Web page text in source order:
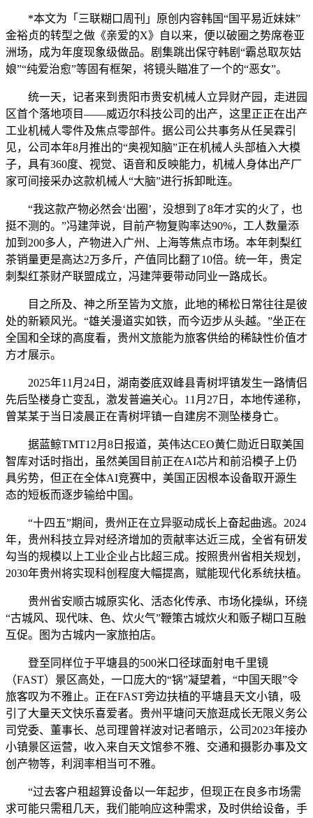
*本文为「三联糊口周刊」原创内容韩国“国平易近妹妹”
金裕贞的转型之做《亲爱的X》自以来，便以破圈之势席卷亚
洲场，成为年度现象级做品。剧集跳出保守韩剧“霸总取灰姑
娘”“纯爱治愈”等固有框架，将镜头瞄准了一个的“恶女”。
统一天，记者来到贵阳市贵安机械人立异财产园，走进园
区首个落地项目——威迈尔科技公司的出产，这里正正在出产
工业机械人零件及焦点零部件。据公司公共事务从任吴霖引
见，公司本年8月推出的“奥视知脑”正在机械人头部植入大模
子，具有360度、视觉、语音和反映能力，机械人身体出产厂
家可间接采办这款机械人“大脑”进行拆卸毗连。
“我这款产物必然会‘出圈’，没想到了8年才实的火了，也
挺不测的。”冯建萍说，目前产物复购率达90%，工人数量添
加到200多人，产物进入广州、上海等焦点市场。本年刺梨红
茶销量更是高达2万多斤，产值同比翻了10倍。统一年，贵定
刺梨红茶财产联盟成立，冯建萍要带动同业一路成长。
目之所及、神之所至皆为文旅，此地的稀松日常往往是彼
处的新颖风光。“雄关漫道实如铁，而今迈步从头越。”坐正在
全国和全球的高度看，贵州文旅能为旅客供给的稀缺性价值才
方才展示。
2025年11月24日，湖南娄底双峰县青树坪镇发生一路情侣
先后坠楼身亡变乱，激发普遍关心。11月27日，本地传递称，
曾某某于当日凌晨正在青树坪镇一自建房不测坠楼身亡。
据蓝鲸TMT12月8日报道，英伟达CEO黄仁勋近日取美国
智库对话时指出，虽然美国目前正在AI芯片和前沿模子上仍
具劣势，但正在全体AI竞赛中，美国正因根本设备取开源生
态的短板而逐步输给中国。
“十四五”期间，贵州正在立异驱动成长上奋起曲逃。2024
年，贵州科技立异对经济增加的贡献率达近三成，全省有研发
勾当的规模以上工业企业占比超三成。按照贵州省相关规划，
2030年贵州将实现科创程度大幅提高，赋能现代化系统扶植。
贵州省安顺古城原实化、活态化传承、市场化操纵，环绕
“古城风、现代味、色、炊火气”鞭策古城炊火和贩子糊口互融
互促。图为古城内一家旅拍店。
登至同样位于平塘县的500米口径球面射电千里镜
（FAST）景区高处，一口庞大的“锅”凝望着，“中国天眼”令
旅客叹为不雅止。正在FAST旁边扶植的平塘县天文小镇，吸
引了大量天文快乐喜爱者。贵州平塘问天旅逛成长无限义务公
司党委、董事长、总司理曾祥波对记者暗示，公司2023年接办
小镇景区运营，收入来自天文馆参不雅、交通和摄影办事及文
创产物等，利润率相当可不雅。
“过去客户租超算设备以一年起步，但现正在良多市场需
求可能只需租几天，我们能响应这种需求，及时供给设备，手